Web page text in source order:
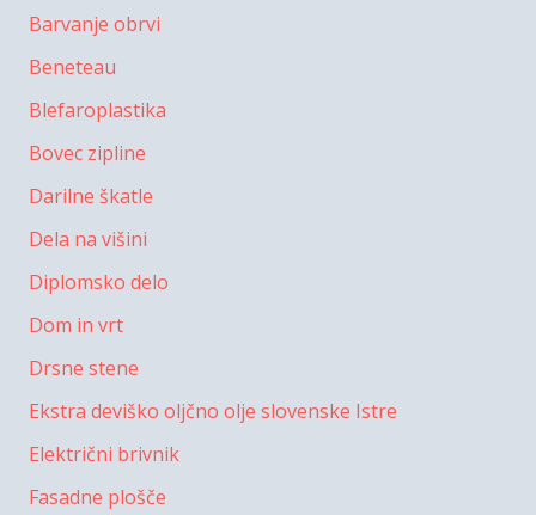
Barvanje obrvi
Beneteau
Blefaroplastika
Bovec zipline
Darilne škatle
Dela na višini
Diplomsko delo
Dom in vrt
Drsne stene
Ekstra deviško oljčno olje slovenske Istre
Električni brivnik
Fasadne plošče